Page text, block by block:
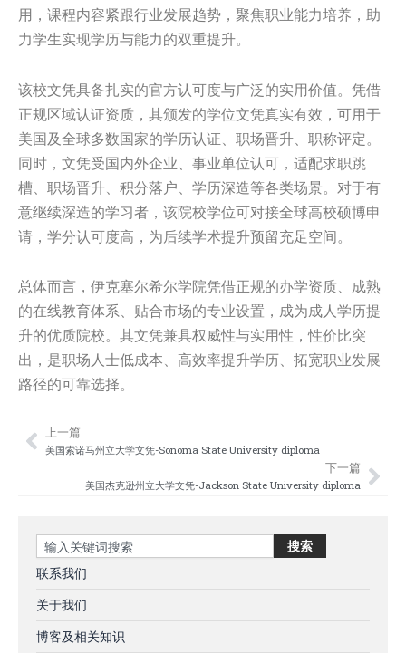
用，课程内容紧跟行业发展趋势，聚焦职业能力培养，助
力学生实现学历与能力的双重提升。
该校文凭具备扎实的官方认可度与广泛的实用价值。凭借
正规区域认证资质，其颁发的学位文凭真实有效，可用于
美国及全球多数国家的学历认证、职场晋升、职称评定。
同时，文凭受国内外企业、事业单位认可，适配求职跳
槽、职场晋升、积分落户、学历深造等各类场景。对于有
意继续深造的学习者，该院校学位可对接全球高校硕博申
请，学分认可度高，为后续学术提升预留充足空间。
总体而言，伊克塞尔希尔学院凭借正规的办学资质、成熟
的在线教育体系、贴合市场的专业设置，成为成人学历提
升的优质院校。其文凭兼具权威性与实用性，性价比突
出，是职场人士低成本、高效率提升学历、拓宽职业发展
路径的可靠选择。
Prev
上一篇
美国索诺马州立大学文凭-Sonoma State University diploma
下一篇
美国杰克逊州立大学文凭-Jackson State University diploma
Search 搜索
联系我们
关于我们
博客及相关知识